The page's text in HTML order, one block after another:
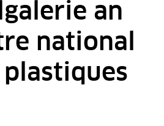
an
national